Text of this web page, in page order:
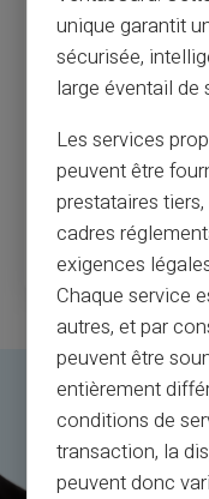
Politiet i Niagara-
almindelige
NiagaraRegional
virksomheder sælger
Tjenestensiger, at
kort til at bestille
Læs mere
unique garantit
sécurisée,
large éventail de
Les services
peuvent être
prestataires
cadres
exigences
Chaque service
autres, et par
peuvent être
entièrement
conditions de
transaction, la
peuvent donc